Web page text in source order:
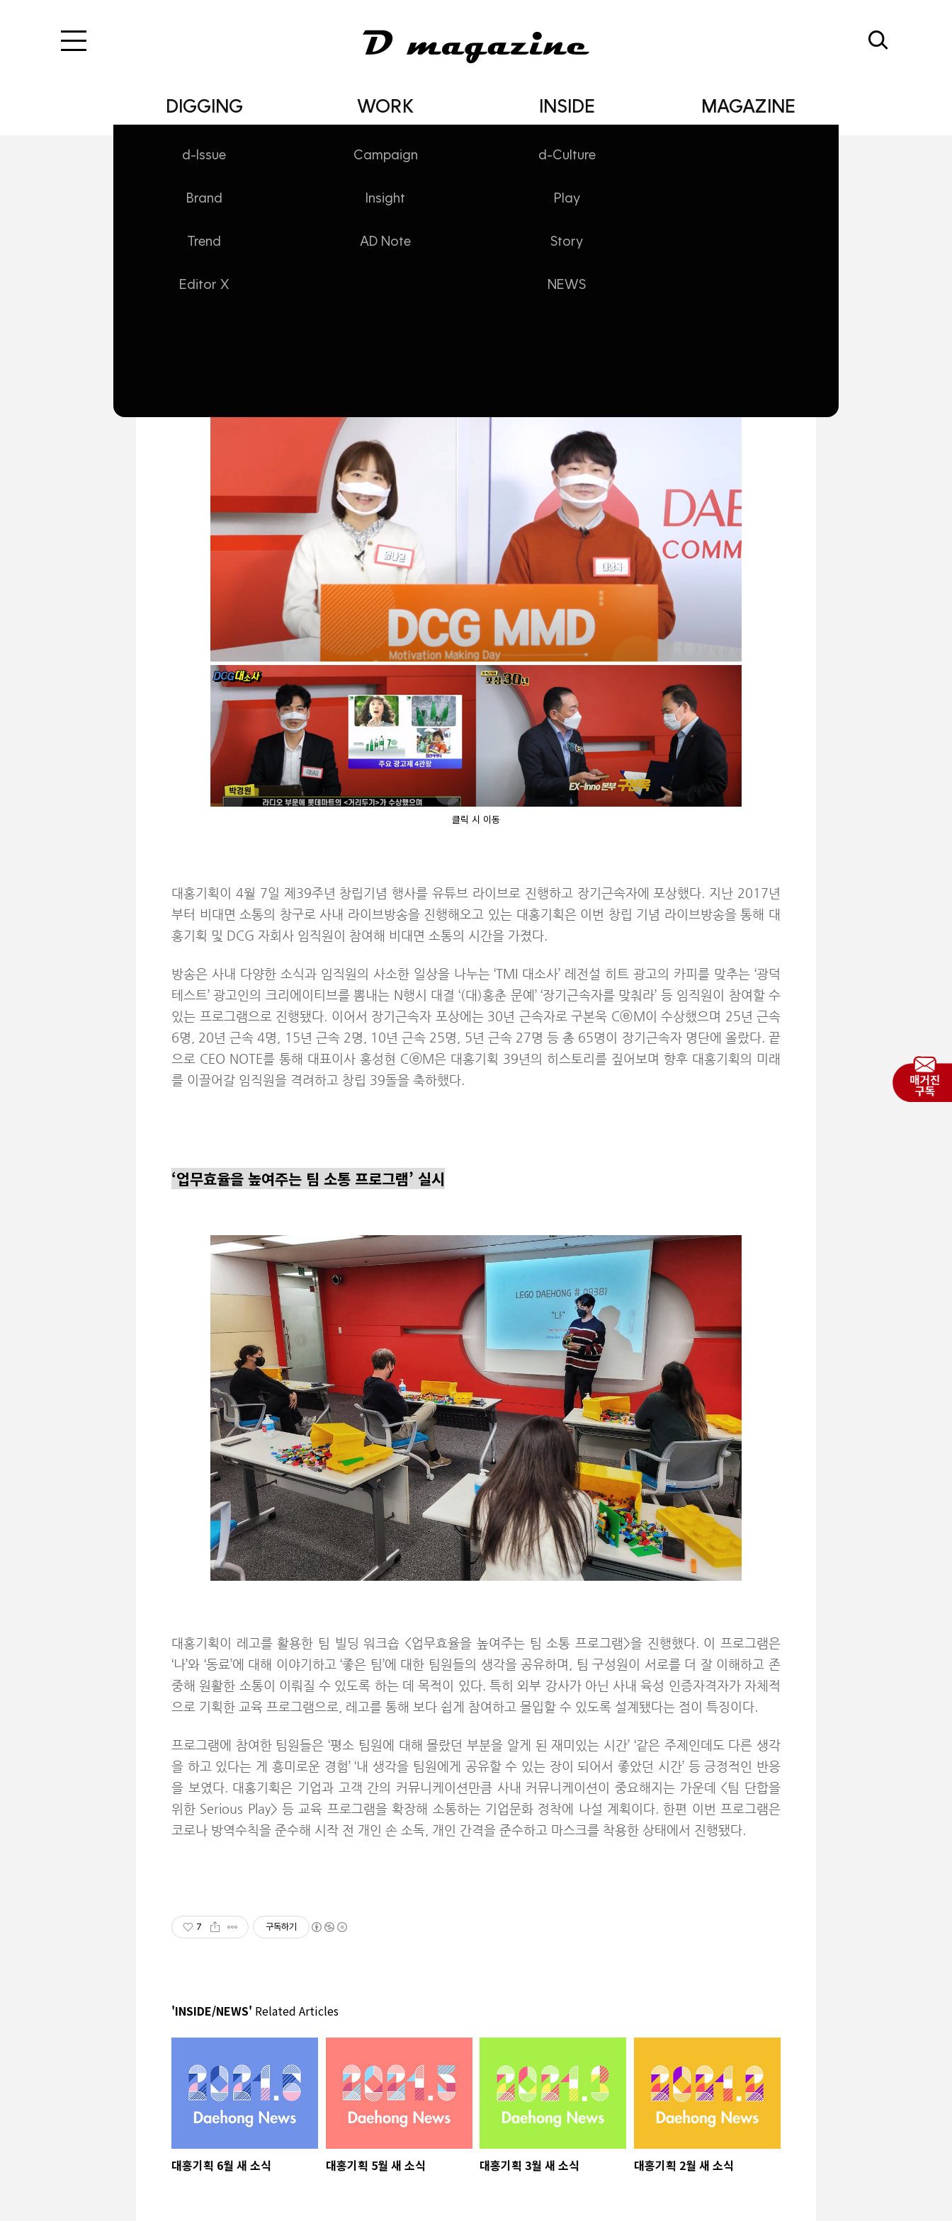
DIGGING
d-Issue
Brand
Trend
Editor X
WORK
Campaign
Insight
AD Note
INSIDE
d-Culture
Play
Story
NEWS
MAGAZINE
INSIDE/NEWS
대홍기획 4월 새 소식
클릭 시 이동
대홍기획이 4월 7일 제39주년 창립기념 행사를 유튜브 라이브로 진행하고 장기근속자에 포상했다. 지난 2017년
부터 비대면 소통의 창구로 사내 라이브방송을 진행해오고 있는 대홍기획은 이번 창립 기념 라이브방송을 통해 대
홍기획 및 DCG 자회사 임직원이 참여해 비대면 소통의 시간을 가졌다.
방송은 사내 다양한 소식과 임직원의 사소한 일상을 나누는 ‘TMI 대소사’ 레전설 히트 광고의 카피를 맞추는 ‘광덕
테스트’ 광고인의 크리에이티브를 뽐내는 N행시 대결 ‘(대)홍춘 문예’ ‘장기근속자를 맞춰라’ 등 임직원이 참여할 수
있는 프로그램으로 진행됐다. 이어서 장기근속자 포상에는 30년 근속자로 구본욱 CⓔM이 수상했으며 25년 근속
6명, 20년 근속 4명, 15년 근속 2명, 10년 근속 25명, 5년 근속 27명 등 총 65명이 장기근속자 명단에 올랐다. 끝
으로 CEO NOTE를 통해 대표이사 홍성현 CⓔM은 대홍기획 39년의 히스토리를 짚어보며 향후 대홍기획의 미래
를 이끌어갈 임직원을 격려하고 창립 39돌을 축하했다.
‘업무효율을 높여주는 팀 소통 프로그램’ 실시
대홍기획이 레고를 활용한 팀 빌딩 워크숍 <업무효율을 높여주는 팀 소통 프로그램>을 진행했다. 이 프로그램은
‘나’와 ‘동료’에 대해 이야기하고 ‘좋은 팀’에 대한 팀원들의 생각을 공유하며, 팀 구성원이 서로를 더 잘 이해하고 존
중해 원활한 소통이 이뤄질 수 있도록 하는 데 목적이 있다. 특히 외부 강사가 아닌 사내 육성 인증자격자가 자체적
으로 기획한 교육 프로그램으로, 레고를 통해 보다 쉽게 참여하고 몰입할 수 있도록 설계됐다는 점이 특징이다.
프로그램에 참여한 팀원들은 ‘평소 팀원에 대해 몰랐던 부분을 알게 된 재미있는 시간’ ‘같은 주제인데도 다른 생각
을 하고 있다는 게 흥미로운 경험’ ‘내 생각을 팀원에게 공유할 수 있는 장이 되어서 좋았던 시간’ 등 긍정적인 반응
을 보였다. 대홍기획은 기업과 고객 간의 커뮤니케이션만큼 사내 커뮤니케이션이 중요해지는 가운데 <팀 단합을
위한 Serious Play> 등 교육 프로그램을 확장해 소통하는 기업문화 정착에 나설 계획이다. 한편 이번 프로그램은
코로나 방역수칙을 준수해 시작 전 개인 손 소독, 개인 간격을 준수하고 마스크를 착용한 상태에서 진행됐다.
7 구독하기
'INSIDE/NEWS' Related Articles
대홍기획 6월 새 소식 대홍기획 5월 새 소식 대홍기획 3월 새 소식 대홍기획 2월 새 소식